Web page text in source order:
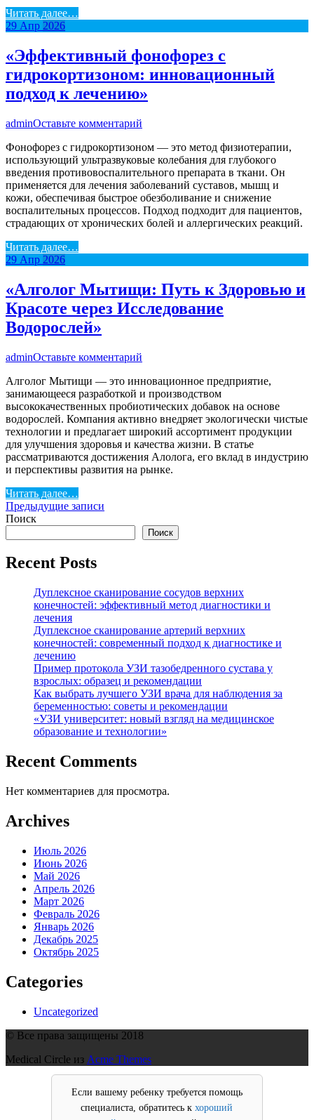
Читать далее…
29 Апр 2026
«Эффективный фонофорез с
гидрокортизоном: инновационный
подход к лечению»
adminОставьте комментарий
Фонофорез с гидрокортизоном — это метод физиотерапии,
использующий ультразвуковые колебания для глубокого
введения противовоспалительного препарата в ткани. Он
применяется для лечения заболеваний суставов, мышц и
кожи, обеспечивая быстрое обезболивание и снижение
воспалительных процессов. Подход подходит для пациентов,
страдающих от хронических болей и аллергических реакций.
Читать далее…
29 Апр 2026
«Алголог Мытищи: Путь к Здоровью и
Красоте через Исследование
Водорослей»
adminОставьте комментарий
Алголог Мытищи — это инновационное предприятие,
занимающееся разработкой и производством
высококачественных пробиотических добавок на основе
водорослей. Компания активно внедряет экологически чистые
технологии и предлагает широкий ассортимент продукции
для улучшения здоровья и качества жизни. В статье
рассматриваются достижения Алолога, его вклад в индустрию
и перспективы развития на рынке.
Читать далее…
Навигация
по
записям
Предыдущие записи
Поиск
Поиск
Recent Posts
Дуплексное сканирование сосудов верхних
конечностей: эффективный метод диагностики и
лечения
Дуплексное сканирование артерий верхних
конечностей: современный подход к диагностике и
лечению
Пример протокола УЗИ тазобедренного сустава у
взрослых: образец и рекомендации
Как выбрать лучшего УЗИ врача для наблюдения за
беременностью: советы и рекомендации
«УЗИ университет: новый взгляд на медицинское
образование и технологии»
Recent Comments
Нет комментариев для просмотра.
Archives
Июль 2026
Июнь 2026
Май 2026
Апрель 2026
Март 2026
Февраль 2026
Январь 2026
Декабрь 2025
Октябрь 2025
Categories
Uncategorized
© Все права защищены 2018
Medical Circle из Acme Themes
Если вашему ребенку требуется помощь
специалиста, обратитесь кхороший